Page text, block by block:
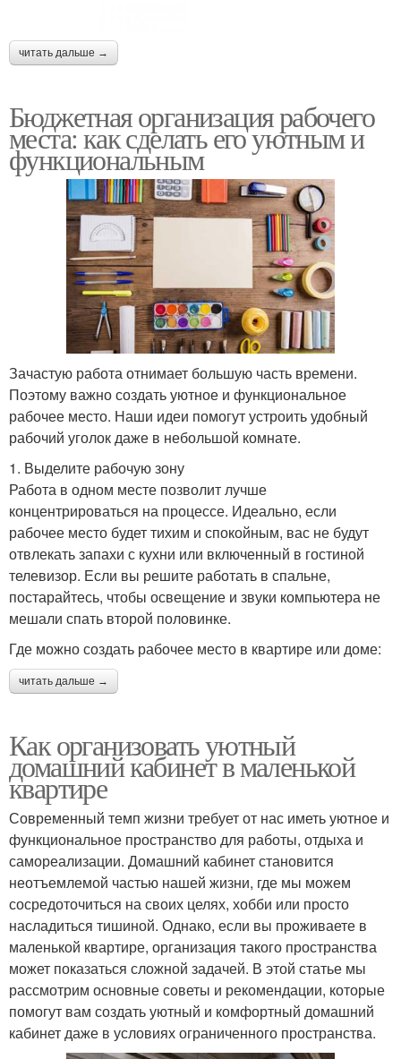
читать дальше →
Бюджетная организация рабочего
места: как сделать его уютным и
функциональным
Зачастую работа отнимает большую часть времени.
Поэтому важно создать уютное и функциональное
рабочее место. Наши идеи помогут устроить удобный
рабочий уголок даже в небольшой комнате.
1. Выделите рабочую зону
Работа в одном месте позволит лучше
концентрироваться на процессе. Идеально, если
рабочее место будет тихим и спокойным, вас не будут
отвлекать запахи с кухни или включенный в гостиной
телевизор. Если вы решите работать в спальне,
постарайтесь, чтобы освещение и звуки компьютера не
мешали спать второй половинке.
Где можно создать рабочее место в квартире или доме:
читать дальше →
Как организовать уютный
домашний кабинет в маленькой
квартире
Современный темп жизни требует от нас иметь уютное и
функциональное пространство для работы, отдыха и
самореализации. Домашний кабинет становится
неотъемлемой частью нашей жизни, где мы можем
сосредоточиться на своих целях, хобби или просто
насладиться тишиной. Однако, если вы проживаете в
маленькой квартире, организация такого пространства
может показаться сложной задачей. В этой статье мы
рассмотрим основные советы и рекомендации, которые
помогут вам создать уютный и комфортный домашний
кабинет даже в условиях ограниченного пространства.